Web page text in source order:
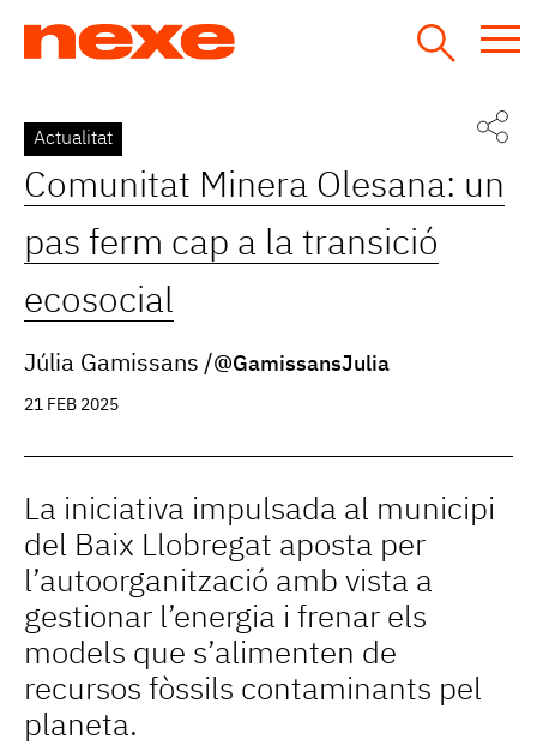
Back
to
top
Actualitat
Comunitat Minera Olesana: un
pas ferm cap a la transició
ecosocial
Júlia Gamissans @GamissansJulia
21 FEB 2025
La iniciativa impulsada al municipi
del Baix Llobregat aposta per
l’autoorganització amb vista a
gestionar l’energia i frenar els
models que s’alimenten de
recursos fòssils contaminants pel
planeta.